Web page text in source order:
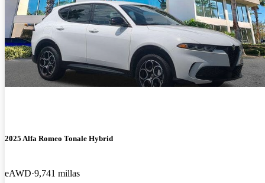
2025 Alfa Romeo Tonale Hybrid
eAWD 9,741 millas